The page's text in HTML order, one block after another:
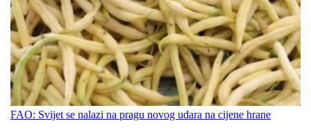
FAO: Svijet se nalazi na pragu novog udara na cijene hrane